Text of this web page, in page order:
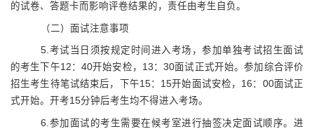
的试卷、 答题卡而影响评卷结果的 ，责任由考生自负。
（二）面试注意事项
5.考试当日须按规定时间进入考场，参加单独考试招生面试
的考生下午12：40开始安检，13：30面试 正式开始。参加综合评价
招生考生待笔试结束后，下午15：15开始 面试安检， 16 ： 00面试 正
式开始。开考15分钟后考生均不得进入考场。
6.参加面试的考生需要在候考室进行抽签决定面试顺序。进